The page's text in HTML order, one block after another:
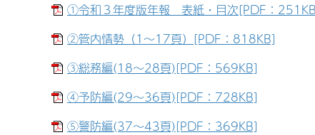
①令和３年度版年報 表紙・目次[PDF：
②管内情勢（1～17頁）[PDF：818KB]
③総務編(18～28頁)[PDF：569KB]
④予防編(29～36頁)[PDF：728KB]
⑤警防編(37～43頁)[PDF：369KB]